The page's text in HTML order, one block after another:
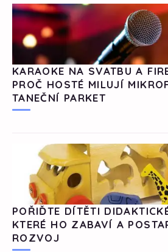
KARAOKE NA SVATBU A
PROČ HOSTÉ MILUJÍ
TANEČNÍ PARKET
POŘIĎTE DÍTĚTI
KTERÉ HO ZABAVÍ A
ROZVOJ